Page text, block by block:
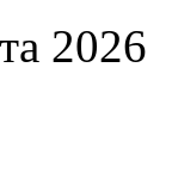
2026